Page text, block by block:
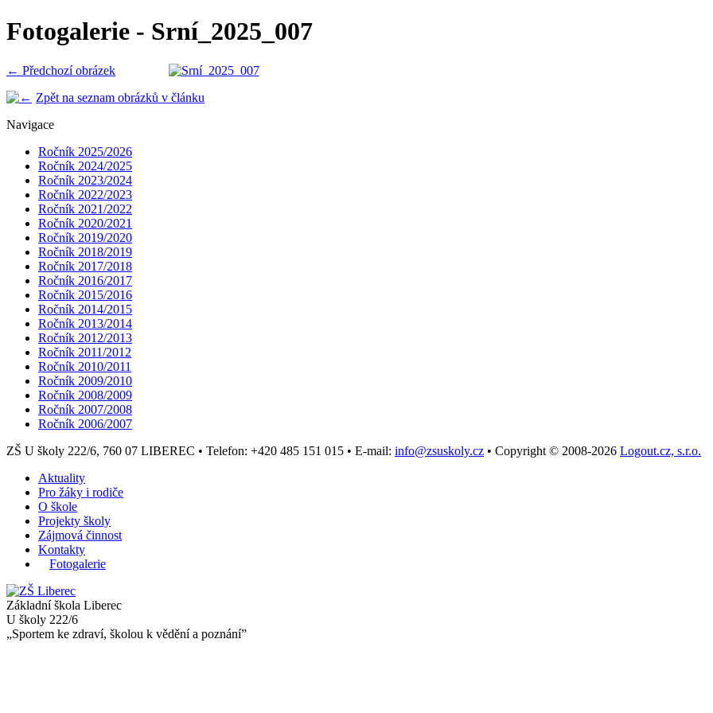
Fotogalerie - Srní_2025_007
← Předchozí obrázek
Zpět na seznam obrázků v článku
Navigace
Ročník 2025/2026
Ročník 2024/2025
Ročník 2023/2024
Ročník 2022/2023
Ročník 2021/2022
Ročník 2020/2021
Ročník 2019/2020
Ročník 2018/2019
Ročník 2017/2018
Ročník 2016/2017
Ročník 2015/2016
Ročník 2014/2015
Ročník 2013/2014
Ročník 2012/2013
Ročník 2011/2012
Ročník 2010/2011
Ročník 2009/2010
Ročník 2008/2009
Ročník 2007/2008
Ročník 2006/2007
ZŠ U školy 222/6, 760 07 LIBEREC • Telefon: +420 485 151 015 • E-mail: info@zsuskoly.cz • Copyright © 2008-2026 Logout.cz, s.r.o.
Aktuality
Pro žáky i rodiče
O škole
Projekty školy
Zájmová činnost
Kontakty
Fotogalerie
Základní škola Liberec
U školy 222/6
„Sportem ke zdraví, školou k vědění a poznání”